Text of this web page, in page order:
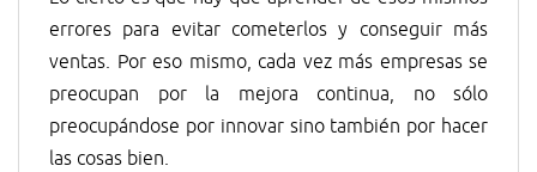
errores para evitar cometerlos y conseguir más
ventas. Por eso mismo, cada vez más empresas se
preocupan por la mejora continua, no sólo
preocupándose por innovar sino también por hacer
las cosas bien.